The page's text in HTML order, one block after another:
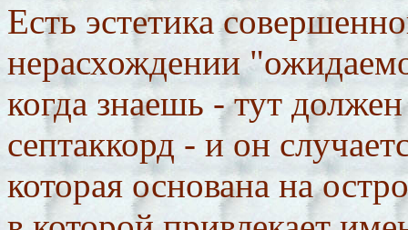
Есть эстетика
нерасхождении
когда знаешь - тут
септаккорд - и он
которая основана на